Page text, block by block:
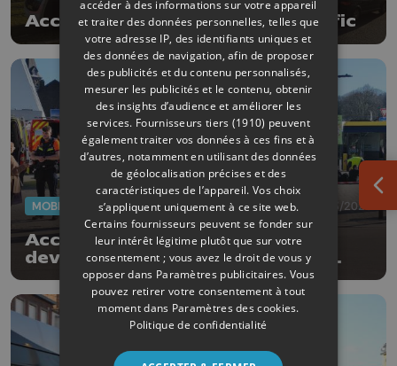
Accident de tram: reprise du trafic
MOBILITÉ 18/03/2026
Accident entre un tram et un bus
devant les Guillemins : plusieurs
blessés
accéder à des informations sur votre appareil
et traiter des données personnelles, telles que
votre adresse IP, des identifiants uniques et
des données de navigation, afin de proposer
des publicités et du contenu personnalisés,
mesurer les publicités et le contenu, obtenir
des insights d’audience et améliorer les
services. Fournisseurs tiers (1910) peuvent
également traiter vos données à ces fins et à
d’autres, notamment en utilisant des données
de géolocalisation précises et des
caractéristiques de l’appareil. Vos choix
s’appliquent uniquement à ce site web.
Certains fournisseurs peuvent se fonder sur
leur intérêt légitime plutôt que sur votre
consentement ; vous avez le droit de vous y
opposer dans Paramètres publicitaires. Vous
pouvez retirer votre consentement à tout
moment dans Paramètres des cookies.
Politique de confidentialité